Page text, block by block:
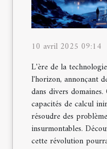
10 avril 2025 09:14
L'ère de la
l'horizon, annonçant
dans divers
capacités de calcul
résoudre des
insurmontables.
cette révolution